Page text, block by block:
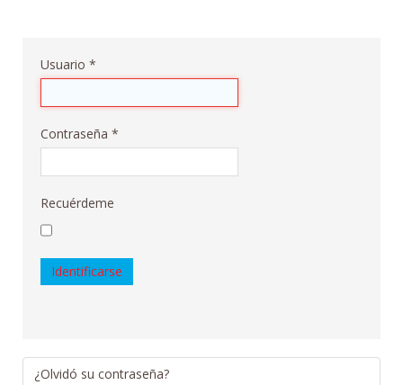
Usuario *
Contraseña *
Recuérdeme
Identificarse
¿Olvidó su contraseña?